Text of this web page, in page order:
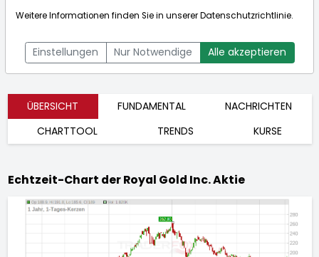
US7802871084]
Aktienkurse
Bid:189,100€Ask:191,900€
ÜBERSICHT FUNDAMENTAL
NACHRICHTEN
CHARTTOOL
TRENDS KURSE
Echtzeit-Chart der Royal Gold Inc. Aktie
Weitere Informationen finden Sie in unsererDatenschutzrichtlinie.
Einstellungen Nur Notwendige Alle akzeptieren